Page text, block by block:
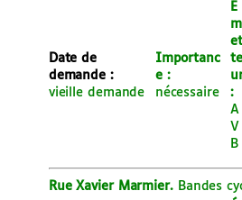
Date de
demande :
vieille demande
Importanc
e :
nécessaire
É
m
et
te
:
A
V
B
Rue Xavier Marmier.Bandes